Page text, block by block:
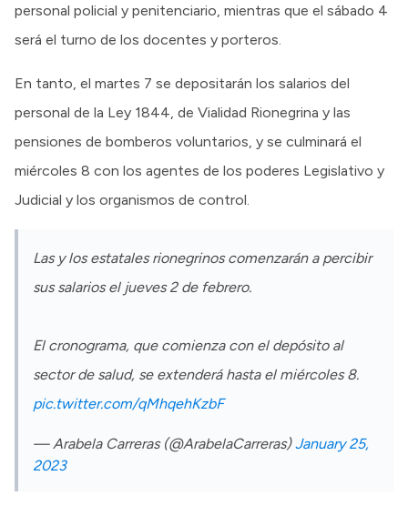
personal policial y penitenciario, mientras que el sábado 4
será el turno de los docentes y porteros.
En tanto, el martes 7 se depositarán los salarios del
personal de la Ley 1844, de Vialidad Rionegrina y las
pensiones de bomberos voluntarios, y se culminará el
miércoles 8 con los agentes de los poderes Legislativo y
Judicial y los organismos de control.
Las y los estatales rionegrinos comenzarán a percibir
sus salarios el jueves 2 de febrero.
El cronograma, que comienza con el depósito al
sector de salud, se extenderá hasta el miércoles 8.
pic.twitter.com/qMhqehKzbF
— Arabela Carreras (@ArabelaCarreras)January 25,
2023